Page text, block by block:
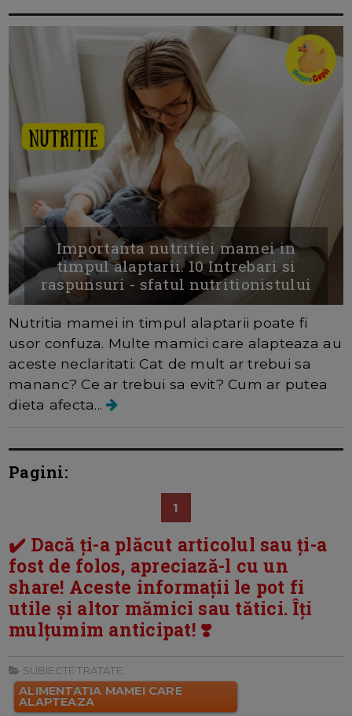
Importanta nutritiei mamei in
timpul alaptarii. 10 Intrebari si
raspunsuri - sfatul nutritionistului
Nutritia mamei in timpul alaptarii poate fi
usor confuza. Multe mamici care alapteaza au
aceste neclaritati: Cat de mult ar trebui sa
mananc? Ce ar trebui sa evit? Cum ar putea
dieta afecta...
Pagini:
1
✔️ Dacă ți-a plăcut articolul sau ți-a
fost de folos, apreciază-l cu un
share! Aceste informații le pot fi
utile și altor mămici sau tătici. Îți
mulțumim anticipat! ❣️
SUBIECTE TRATATE:
ALIMENTATIA MAMEI CARE
ALAPTEAZA